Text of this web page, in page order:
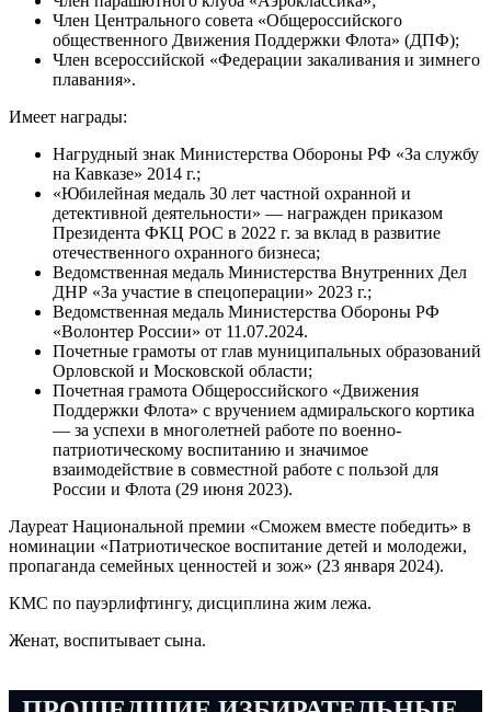
Член Центрального совета «Общероссийского
общественного Движения Поддержки Флота» (ДПФ);
Член всероссийской «Федерации закаливания и зимнего
плавания».
Имеет награды:
Нагрудный знак Министерства Обороны РФ «За службу
на Кавказе» 2014 г.;
«Юбилейная медаль 30 лет частной охранной и
детективной деятельности» — награжден приказом
Президента ФКЦ РОС в 2022 г. за вклад в развитие
отечественного охранного бизнеса;
Ведомственная медаль Министерства Внутренних Дел
ДНР «За участие в спецоперации» 2023 г.;
Ведомственная медаль Министерства Обороны РФ
«Волонтер России» от 11.07.2024.
Почетные грамоты от глав муниципальных образований
Орловской и Московской области;
Почетная грамота Общероссийского «Движения
Поддержки Флота» с вручением адмиральского кортика
— за успехи в многолетней работе по военно-
патриотическому воспитанию и значимое
взаимодействие в совместной работе с пользой для
России и Флота (29 июня 2023).
Лауреат Национальной премии «Сможем вместе победить» в
номинации «Патриотическое воспитание детей и молодежи,
пропаганда семейных ценностей и зож» (23 января 2024).
КМС по пауэрлифтингу, дисциплина жим лежа.
Женат, воспитывает сына.